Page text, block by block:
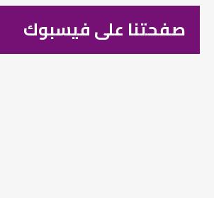
صفحتنا على فيسبوك